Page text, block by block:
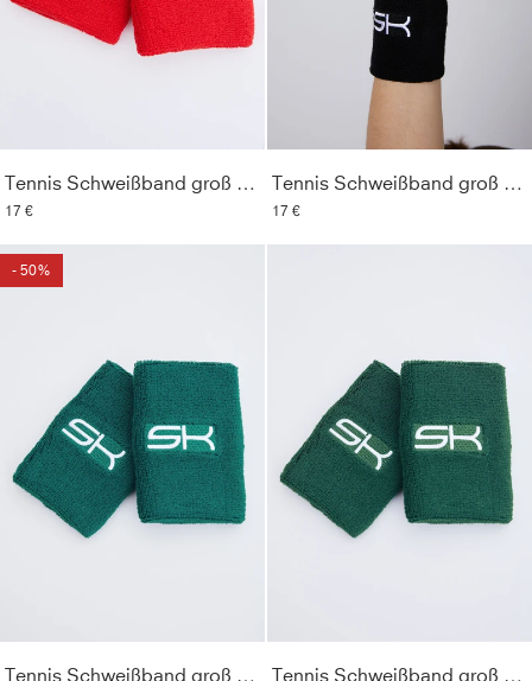
Tennis Schweißband groß 2er Set, rot
17 €
Tennis Schweißband groß 2er Set, schwarz
17 €
- 50%
Tennis Schweißband groß 2er Set, smaragd grün Tennis Schweißband groß 2er Set, tannengrün